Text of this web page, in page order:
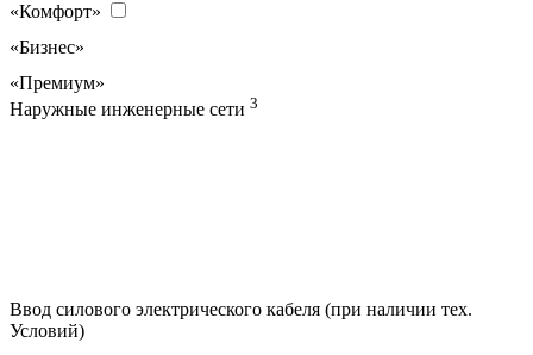
«Комфорт»
«Бизнес»
«Премиум»
Наружные инженерные сети 3
Ввод силового электрического кабеля (при наличии тех.
Условий)